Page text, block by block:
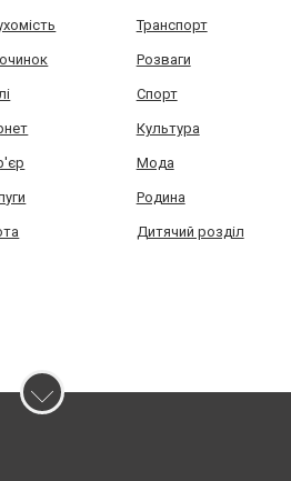
Транспорт
Розваги
Спорт
Культура
Мода
Родина
Дитячий розділ